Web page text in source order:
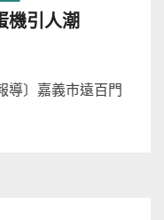
引人潮
導〕嘉義市遠百門